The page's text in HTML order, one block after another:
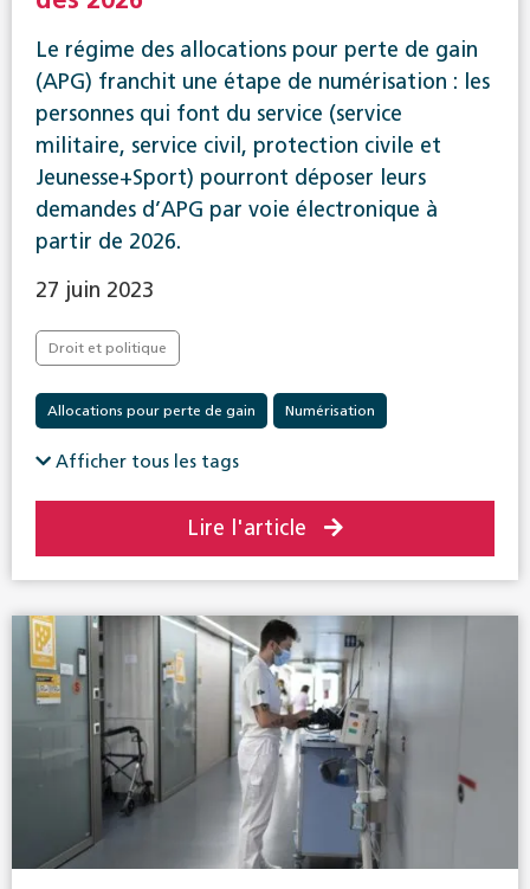
Le régime des allocations pour perte de gain
(APG) franchit une étape de numérisation : les
personnes qui font du service (service
militaire, service civil, protection civile et
Jeunesse+Sport) pourront déposer leurs
demandes d’APG par voie électronique à
partir de 2026.
27 juin 2023
Droit et politique
Allocations pour perte de gain Numérisation
Afficher tous les tags
Lire l'article